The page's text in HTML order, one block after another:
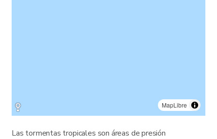
MapLibre
Las tormentas tropicales son áreas de presión